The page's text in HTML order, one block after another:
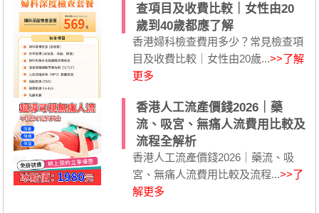
查項目及收費比較｜女性由20
歲到40歲都應了解
香港婦科檢查費用多少？常見檢查項
目及收費比較｜女性由20歲...>>了解
更多
香港人工流產價錢2026｜藥
流、吸宮、無痛人流費用比較及
流程全解析
香港人工流產價錢2026｜藥流、吸
宮、無痛人流費用比較及流程...>>了
解更多